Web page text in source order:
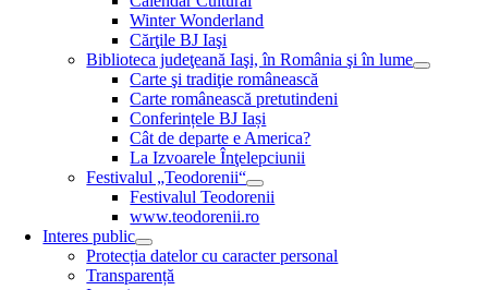
Winter Wonderland
Cărţile BJ Iaşi
Biblioteca judeţeană Iaşi, în România şi în lume
Carte şi tradiţie românească
Carte românească pretutindeni
Conferințele BJ Iași
Cât de departe e America?
La Izvoarele Înţelepciunii
Festivalul „Teodorenii“
Festivalul Teodorenii
www.teodorenii.ro
Interes public
Protecția datelor cu caracter personal
Transparență